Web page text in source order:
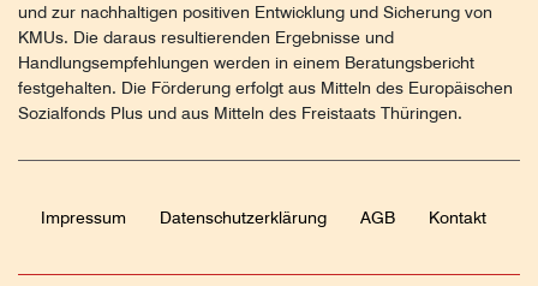
und zur nachhaltigen positiven Entwicklung und Sicherung von
KMUs. Die daraus resultierenden Ergebnisse und
Handlungsempfehlungen werden in einem Beratungsbericht
festgehalten. Die Förderung erfolgt aus Mitteln des Europäischen
Sozialfonds Plus und aus Mitteln des Freistaats Thüringen.
Impressum Daten­schutz­erklärung AGB Kontakt